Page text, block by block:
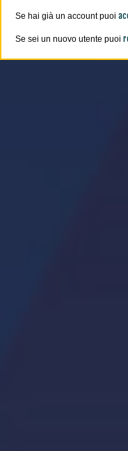
Se hai già un account puoi
Se sei un nuovo utente puoi